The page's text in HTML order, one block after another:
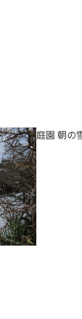
庭園 朝の